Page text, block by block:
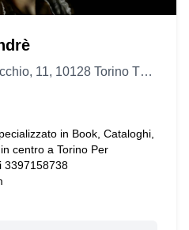
Via Rodolfo Montevecchio, 11, 10128 Torino TO, Italy
in Book, Cataloghi,
centro a Torino Per
3397158738